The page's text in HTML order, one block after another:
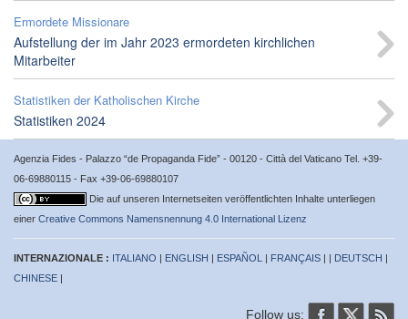
Ermordete Missionare
Aufstellung der im Jahr 2023 ermordeten kirchlichen
Mitarbeiter
Statistiken der Katholischen Kirche
Statistiken 2024
Agenzia Fides - Palazzo “de Propaganda Fide” - 00120 - Città del Vaticano Tel. +39-
06-69880115 - Fax +39-06-69880107
Die auf unseren Internetseiten veröffentlichten Inhalte unterliegen
einer Creative Commons Namensnennung 4.0 International Lizenz
INTERNAZIONALE : ITALIANO | ENGLISH | ESPAÑOL | FRANÇAIS | | DEUTSCH |
CHINESE |
Follow us: